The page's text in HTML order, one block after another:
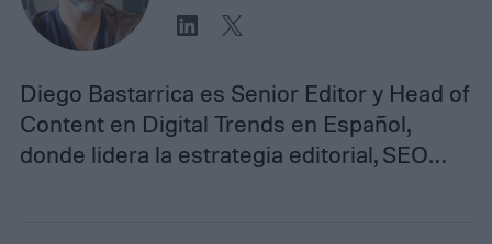
Diego Bastarrica es Senior Editor y Head of
Content en Digital Trends en Español,
donde lidera la estrategia editorial, SEO…